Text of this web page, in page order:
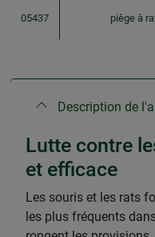
05437 piège à
Description de
Lutte contre
et efficace
Les souris et les rats
les plus fréquents